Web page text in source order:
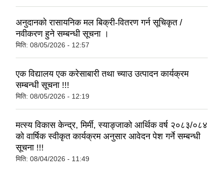
अनुदानको रासायनिक मल बिक्री-वितरण गर्न सूचिकृत /
नवीकरण हुने सम्बन्धी सूचना ।
मिति: 08/05/2026 - 12:57
एक विद्यालय एक करेसाबारी तथा च्याउ उत्पादन कार्यक्रम
सम्बन्धी सूचना !!!
मिति: 08/05/2026 - 12:19
मत्स्य विकास केन्द्र, मिर्मी, स्याङ्जाको आर्थिक वर्ष २०८३/०८४
को वार्षिक स्वीकृत कार्यक्रम अनुसार आवेदन पेश गर्ने सम्बन्धी
सूचना !!!
मिति: 08/04/2026 - 11:49